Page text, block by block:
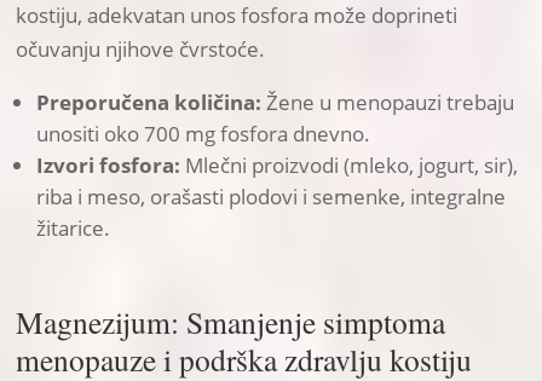
kostiju, adekvatan unos fosfora može doprineti
očuvanju njihove čvrstoće.
Preporučena količina: Žene u menopauzi trebaju
unositi oko 700 mg fosfora dnevno.
Izvori fosfora: Mlečni proizvodi (mleko, jogurt, sir),
riba i meso, orašasti plodovi i semenke, integralne
žitarice.
Magnezijum: Smanjenje simptoma
menopauze i podrška zdravlju kostiju